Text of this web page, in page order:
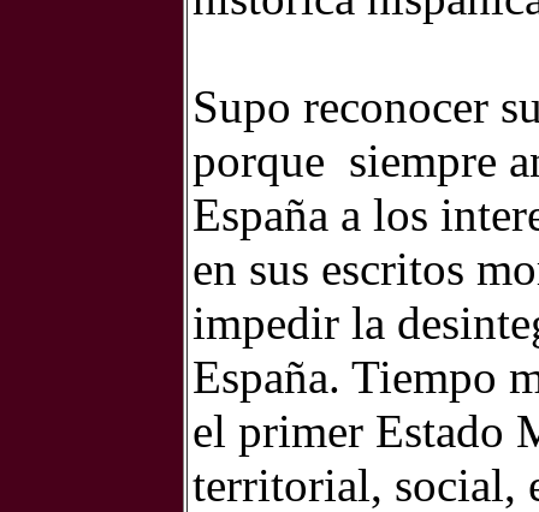
Supo reconocer
porque siempre
España a los
en sus escritos
impedir la
España. Tiempo
el primer Estado
territorial, social,